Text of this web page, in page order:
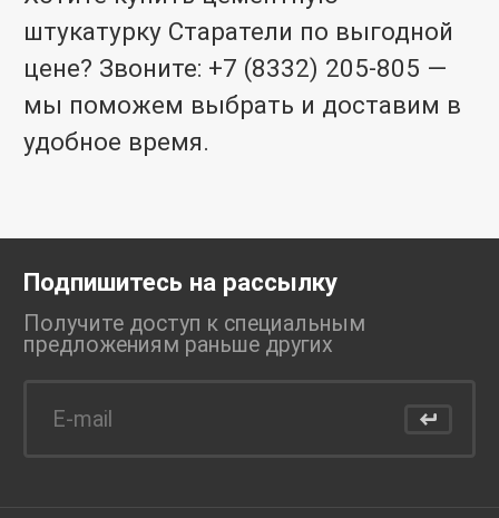
штукатурку Старатели по выгодной
цене? Звоните: +7 (8332) 205-805 —
мы поможем выбрать и доставим в
удобное время.
Подпишитесь на рассылку
Получите доступ к специальным
предложениям раньше других